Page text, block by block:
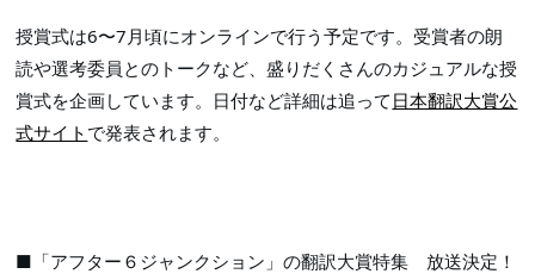
授賞式は6〜7月頃にオンラインで行う予定です。受賞者の朗
読や選考委員とのトークなど、盛りだくさんのカジュアルな授
賞式を企画しています。日付など詳細は追って 日本翻訳大賞公
式サイト で発表されます。
■「アフター６ジャンクション」の翻訳大賞特集　放送決定！